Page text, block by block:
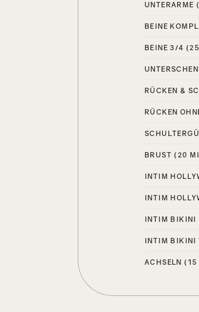
UNTERARME
BEINE
BEINE 3/4
RÜCKEN &
RÜCKEN
BRUST (20
INTIM
INTIM
INTIM BIKINI
INTIM BIKINI
ACHSELN